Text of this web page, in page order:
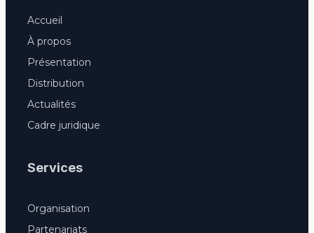
Accueil
À propos
Présentation
Distribution
Actualités
Cadre juridique
Services
Organisation
Partenariats